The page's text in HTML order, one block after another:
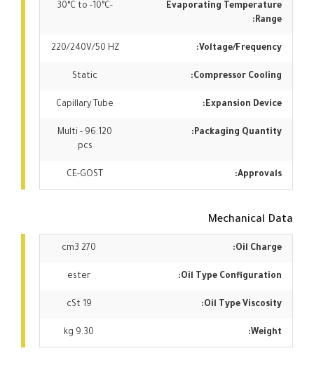
Evaporating Temperature
Range:
-30°C to -10°C
Voltage/Frequency:
220/240V/50 HZ
Compressor Cooling:
Static
Expansion Device:
Capillary Tube
Packaging Quantity:
Multi - 96:120
pcs
Approvals:
CE-GOST
Mechanical Data
Oil Charge:
270 cm3
Oil Type Configuration:
ester
Oil Type Viscosity:
19 cSt
Weight:
9.30 kg